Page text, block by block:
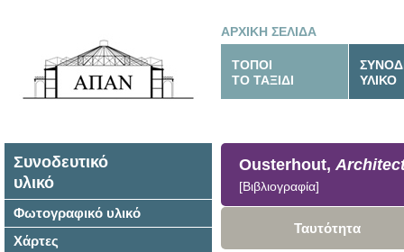
ΑΡΧΙΚΗ ΣΕΛΙΔΑ
ΤΟΠΟΙ
ΤΟ ΤΑΞΙΔΙ
ΥΛΙΚΟ
Συνοδευτικό
υλικό
Φωτογραφικό υλικό
Χάρτες
Ousterhout,
[Βιβλιογραφία]
Ταυτότητα